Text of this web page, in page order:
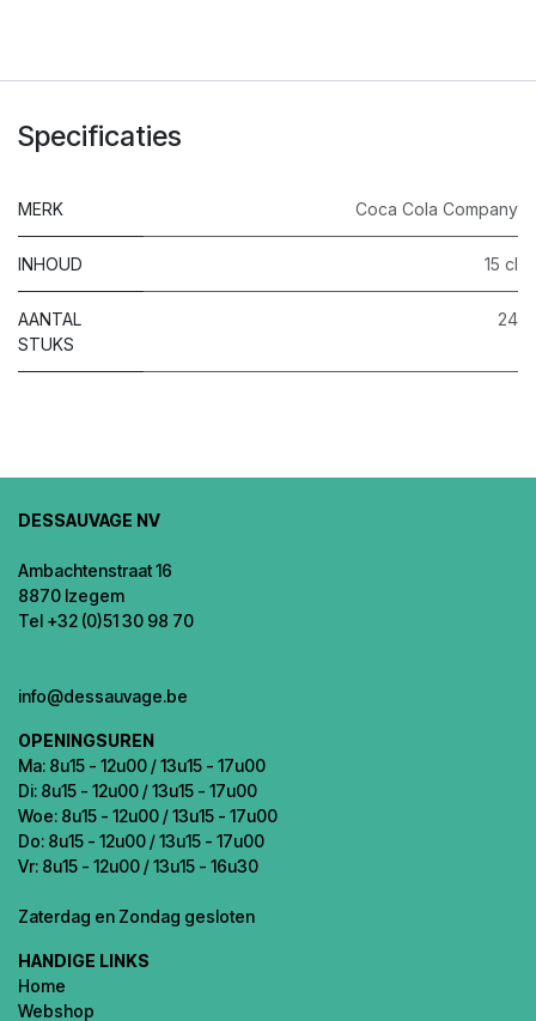
Specificaties
MERK Coca Cola Company
INHOUD 15 cl
AANTAL
STUKS
24
DESSAUVAGE NV
Ambachtenstraat 16
8870 Izegem
Tel +32 (0)51 30 98 70
info@dessauvage.be
OPENINGSUREN
Ma: 8u15 - 12u00 / 13u15 - 17u00
Di: 8u15 - 12u00 / 13u15 - 17u00
Woe: 8u15 - 12u00 / 13u15 - 17u00
Do: 8u15 - 12u00 / 13u15 - 17u00
Vr: 8u15 - 12u00 / 13u15 - 16u30
Zaterdag en Zondag gesloten
HANDIGE LINKS
Home
Webshop